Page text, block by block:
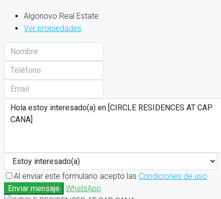
Algonovo Real Estate
Ver propiedades
Al enviar este formulario acepto las Condiciones de uso
Enviar mensaje
WhatsApp